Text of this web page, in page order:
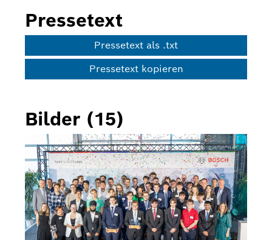
Pressetext
Pressetext als .txt
Pressetext kopieren
Bilder (15)